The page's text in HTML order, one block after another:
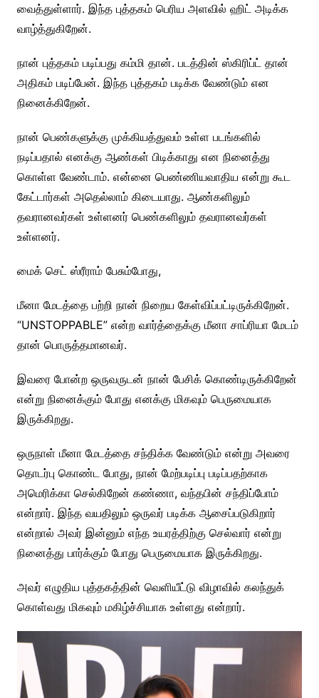
வைத்துள்ளார். இந்த புத்தகம் பெரிய அளவில் ஹிட் அடிக்க
வாழ்த்துகிறேன்.
நான் புத்தகம் படிப்பது கம்மி தான். படத்தின் ஸ்கிரிப்ட் தான்
அதிகம் படிப்பேன். இந்த புத்தகம் படிக்க வேண்டும் என
நினைக்கிறேன்.
நான் பெண்களுக்கு முக்கியத்துவம் உள்ள படங்களில்
நடிப்பதால் எனக்கு ஆண்கள் பிடிக்காது என நினைத்து
கொள்ள வேண்டாம். என்னை பெண்ணியவாதிய என்று கூட
கேட்டார்கள் அதெல்லாம் கிடையாது. ஆண்களிலும்
தவரானவர்கள் உள்ளனர் பெண்களிலும் தவரானவர்கள்
உள்ளனர்.
மைக் செட் ஸ்ரீராம் பேசும்போது,
மீனா மேடத்தை பற்றி நான் நிறைய கேள்விப்பட்டிருக்கிறேன்.
“UNSTOPPABLE” என்ற வார்த்தைக்கு மீனா சாப்ரியா மேடம்
தான் பொருத்தமானவர்.
இவரை போன்ற ஒருவருடன் நான் பேசிக் கொண்டிருக்கிறேன்
என்று நினைக்கும் போது எனக்கு மிகவும் பெருமையாக
இருக்கிறது.
ஒருநாள் மீனா மேடத்தை சந்திக்க வேண்டும் என்று அவரை
தொடர்பு கொண்ட போது, நான் மேற்படிப்பு படிப்பதற்காக
அமெரிக்கா செல்கிறேன் கண்ணா, வந்தபின் சந்திப்போம்
என்றார். இந்த வயதிலும் ஒருவர் படிக்க ஆசைப்படுகிறார்
என்றால் அவர் இன்னும் எந்த உயரத்திற்கு செல்வார் என்று
நினைத்து பார்க்கும் போது பெருமையாக இருக்கிறது.
அவர் எழுதிய புத்தகத்தின் வெளியீட்டு விழாவில் கலந்துக்
கொள்வது மிகவும் மகிழ்ச்சியாக உள்ளது என்றார்.